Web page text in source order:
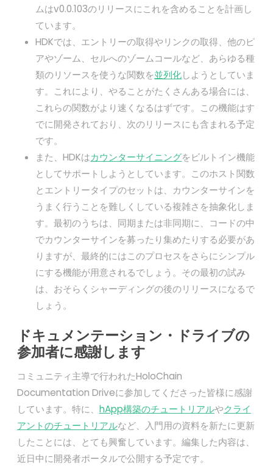
ムはv0.0.103のリリースにこれを含めることを計画し
ています。
HDKでは、エントリーの取得やリンクの取得、他のピ
アやゾーム、セルへのゾームコールなど、あらゆる種
類のリソースを使うな関数を並列化しようとしていま
す。これにより、やることがたくさんある場合には、
これらの関数がより速くなるはずです。この機能はす
でに開発されており、次のリリースにも含まれる予定
です。
また、HDKはカウンターサイニングをビルトイン機能
としてサポートしようとしています。このホスト関数
とエントリータイプのセットは、カウンターサインを
うまく行うことを難しくしている複雑さを抽象化しま
す。最初のうちは、同期または非同期に、コードの中
でカウンターサインを募ったり集めたりする必要があ
りますが、最終的にはこのプロセスをさらにシンプル
にする機能が用意されるでしょう。その最初の試み
は、おそらくシャーディングの後のリリースになるで
しょう。
ドキュメンテーション・ドライブの
参加者に感謝します
コミュニティ主導で行われたHoloChain
Documentation Driveに参加してくださった皆様に感謝
しています。特に、 hApp構築のチュートリアルやクライ
アントのチュートリアルなど、入門用の資料を新たに更新
したことには、とても興奮しています。編集した内容は、
近日中に開発者ポータルで公開する予定です。